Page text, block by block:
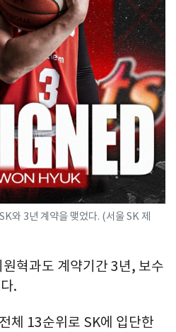
와 3년 계약을 맺었다. (서울 SK 제
혁과도 계약기간 3년, 보수
.
체 13순위로 SK에 입단한